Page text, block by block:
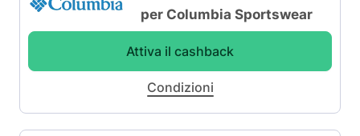
per Columbia Sportswear
Attiva il cashback
Condizioni